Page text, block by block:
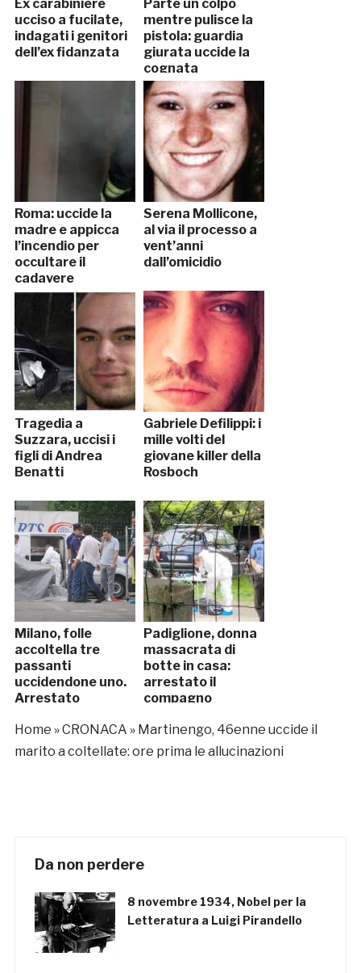
Ex carabiniere
ucciso a fucilate,
indagati i genitori
dell’ex fidanzata
Parte un colpo
mentre pulisce la
pistola: guardia
giurata uccide la
cognata
Roma: uccide la
madre e appicca
l’incendio per
occultare il
cadavere
Serena Mollicone,
al via il processo a
vent’anni
dall’omicidio
Tragedia a
Suzzara, uccisi i
figli di Andrea
Benatti
Gabriele Defilippi: i
mille volti del
giovane killer della
Rosboch
Milano, folle
accoltella tre
passanti
uccidendone uno.
Arrestato
Padiglione, donna
massacrata di
botte in casa:
arrestato il
compagno
Home »CRONACA » Martinengo, 46enne uccide il
marito a coltellate: ore prima le allucinazioni
Da non perdere
8 novembre 1934, Nobel per la
Letteratura a Luigi Pirandello